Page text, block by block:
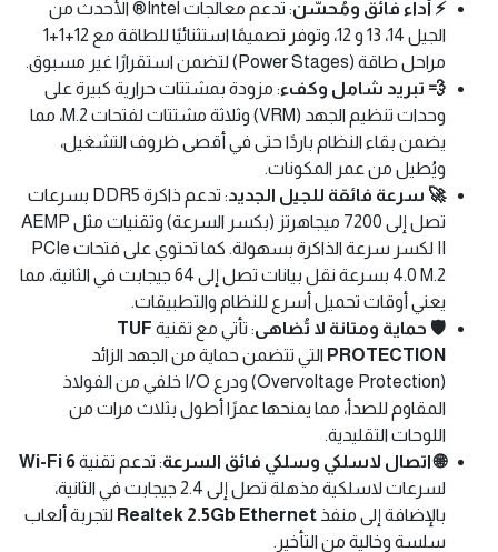
⚡️ أداء فائق ومُحسّن
: تدعم معالجات Intel® الأحدث من
الجيل 14، 13 و 12، وتوفر تصميمًا استثنائيًا للطاقة مع 12+1+1
مراحل طاقة (Power Stages) لتضمن استقرارًا غير مسبوق.
💨 تبريد شامل وكفء: مزودة بمشتتات حرارية كبيرة على
وحدات تنظيم الجهد (VRM) وثلاثة مشتتات لفتحات M.2، مما
يضمن بقاء النظام باردًا حتى في أقصى ظروف التشغيل،
ويُطيل من عمر المكونات.
🚀 سرعة فائقة للجيل الجديد
: تدعم ذاكرة DDR5 بسرعات
تصل إلى 7200 ميجاهرتز (بكسر السرعة) وتقنيات مثل AEMP
II لكسر سرعة الذاكرة بسهولة. كما تحتوي على فتحات PCIe
4.0 M.2 بسرعة نقل بيانات تصل إلى 64 جيجابت في الثانية، مما
يعني أوقات تحميل أسرع للنظام والتطبيقات.
🛡️ حماية ومتانة لا تُضاهى: تأتي مع تقنية TUF
PROTECTION التي تتضمن حماية من الجهد الزائد
(Overvoltage Protection) ودرع I/O خلفي من الفولاذ
المقاوم للصدأ، مما يمنحها عمرًا أطول بثلاث مرات من
اللوحات التقليدية.
🌐 اتصال لاسلكي وسلكي فائق السرعة: تدعم تقنيةWi-Fi 6
لسرعات لاسلكية مذهلة تصل إلى 2.4 جيجابت في الثانية،
بالإضافة إلى منفذ Realtek 2.5Gb Ethernet لتجربة ألعاب
سلسة وخالية من التأخير.